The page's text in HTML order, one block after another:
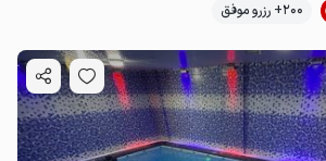
200+ رزرو موفق